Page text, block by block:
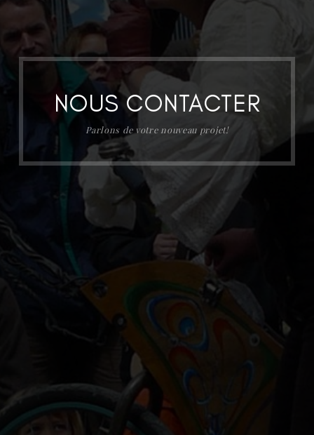
NOUS CONTACTER
Parlons de votre nouveau projet!